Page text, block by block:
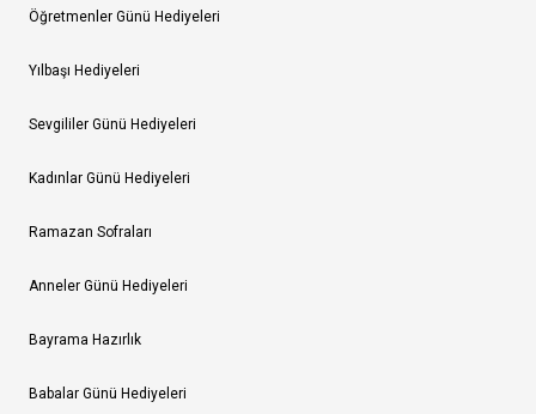
Öğretmenler Günü Hediyeleri
Yılbaşı Hediyeleri
Sevgililer Günü Hediyeleri
Kadınlar Günü Hediyeleri
Ramazan Sofraları
Anneler Günü Hediyeleri
Bayrama Hazırlık
Babalar Günü Hediyeleri